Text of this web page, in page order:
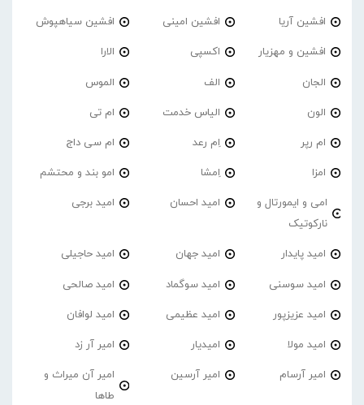
افشین آریا افشین امینی افشین سیاهپوش
افشین و مهزیار اکسپی الارا
الجان الف الموس
الون الیاس خدمت ام تی
ام رپر اِم رعد ام سی داج
امزا اِمشا امو بند و محتشم
امی و ایمورتال و
نارکوتیک
امید احسان امید برجی
امید پایدار امید جهان امید حاجیلی
امید سوسنی امید سوگماد امید صالحی
امید عزیزپور امید عظیمی امید لوافان
امید مولا امیدیار امیر آر زد
امیر آرسام امیر آرسین
امیر آن میراث و
طاها